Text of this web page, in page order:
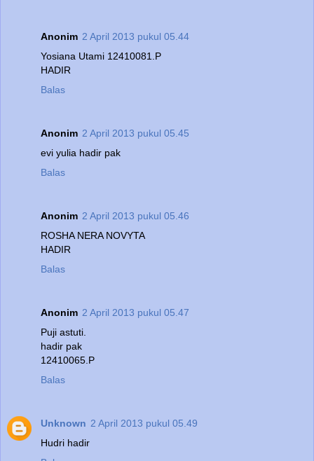
Anonim 2 April 2013 pukul 05.44
Yosiana Utami 12410081.P
HADIR
Balas
Anonim 2 April 2013 pukul 05.45
evi yulia hadir pak
Balas
Anonim 2 April 2013 pukul 05.46
ROSHA NERA NOVYTA
HADIR
Balas
Anonim 2 April 2013 pukul 05.47
Puji astuti.
hadir pak
12410065.P
Balas
Unknown 2 April 2013 pukul 05.49
Hudri hadir